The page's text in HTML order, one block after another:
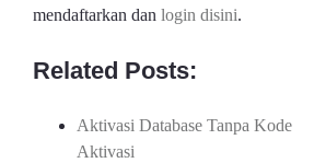
mendaftarkan dan login disini.
Related Posts:
Aktivasi Database Tanpa Kode
Aktivasi